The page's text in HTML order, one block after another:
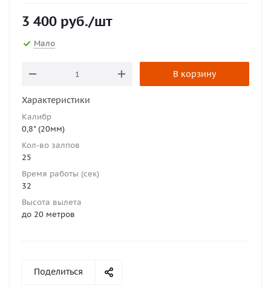
3 400 руб./шт
Мало
В корзину
Характеристики
Калибр
0,8" (20мм)
Кол-во залпов
25
Время работы (сек)
32
Высота вылета
до 20 метров
Поделиться